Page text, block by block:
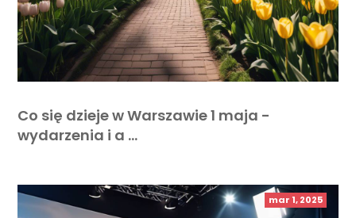
Co się dzieje w Warszawie 1 maja -
wydarzenia i a …
mar 1, 2025